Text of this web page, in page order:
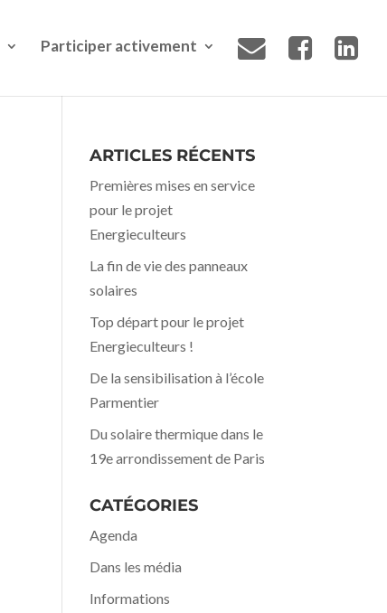
Participer activement
ARTICLES RÉCENTS
Premières mises en service
pour le projet
Energieculteurs
La fin de vie des panneaux
solaires
Top départ pour le projet
Energieculteurs !
De la sensibilisation à l’école
Parmentier
Du solaire thermique dans le
19e arrondissement de Paris
CATÉGORIES
Agenda
Dans les média
Informations